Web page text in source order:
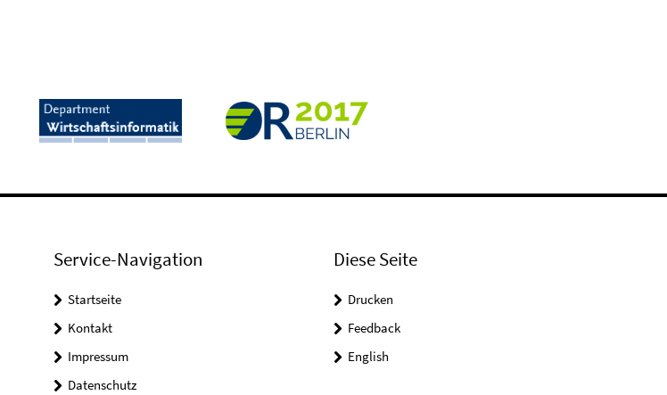
Service-Navigation
Startseite
Kontakt
Impressum
Datenschutz
Diese Seite
Drucken
Feedback
English